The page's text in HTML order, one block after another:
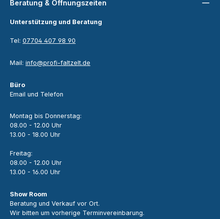
Beratung & Öffnungszeiten
Unterstützung und Beratung
Tel: 07704 407 98 90
Mail: info@profi-faltzelt.de
Büro
Email und Telefon
Montag bis Donnerstag:
08.00 - 12.00 Uhr
13.00 - 18.00 Uhr
Freitag:
08.00 - 12.00 Uhr
13.00 - 16.00 Uhr
Show Room
Beratung und Verkauf vor Ort.
Wir bitten um vorherige Terminvereinbarung.